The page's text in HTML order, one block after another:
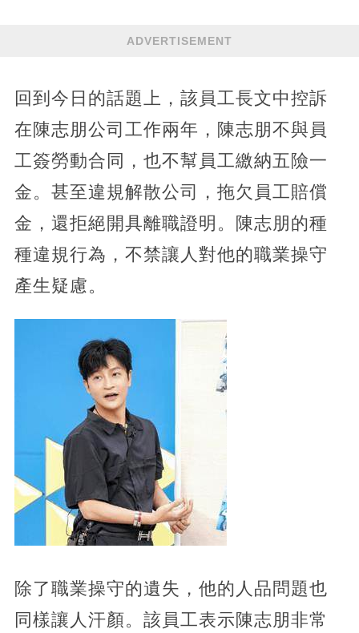
ADVERTISEMENT
回到今日的話題上，該員工長文中控訴
在陳志朋公司工作兩年，陳志朋不與員
工簽勞動合同，也不幫員工繳納五險一
金。甚至違規解散公司，拖欠員工賠償
金，還拒絕開具離職證明。陳志朋的種
種違規行為，不禁讓人對他的職業操守
產生疑慮。
除了職業操守的遺失，他的人品問題也
同樣讓人汗顏。該員工表示陳志朋非常